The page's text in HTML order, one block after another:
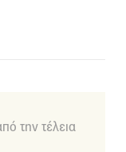
την τέλεια